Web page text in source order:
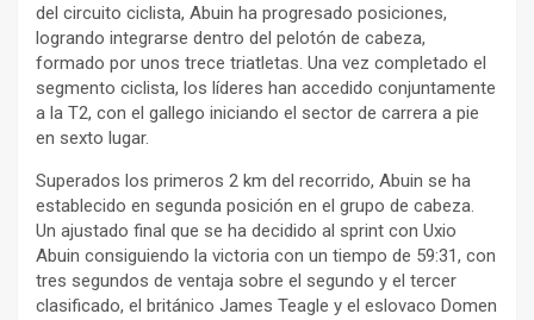
del circuito ciclista, Abuin ha progresado posiciones,
logrando integrarse dentro del pelotón de cabeza,
formado por unos trece triatletas. Una vez completado el
segmento ciclista, los líderes han accedido conjuntamente
a la T2, con el gallego iniciando el sector de carrera a pie
en sexto lugar.
Superados los primeros 2 km del recorrido, Abuin se ha
establecido en segunda posición en el grupo de cabeza.
Un ajustado final que se ha decidido al sprint con Uxio
Abuin consiguiendo la victoria con un tiempo de 59:31, con
tres segundos de ventaja sobre el segundo y el tercer
clasificado, el británico James Teagle y el eslovaco Domen